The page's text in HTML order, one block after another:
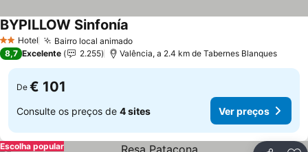
2 Estrelas
Hotel Bairro local animadoVer preços
BYPILLOW Sinfonía
8,7 Excelente 2.255 Valência, a 2.4 km de Tabernes Blanques
De € 101
Consulte os preços de 4 sites Ver preços
Escolha popular